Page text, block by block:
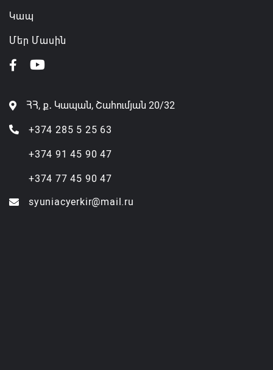
Կապ
Մեր Մասին
ՀՀ, ք․ Կապան, Շահումյան 20/32
+374 285 5 25 63
+374 91 45 90 47
+374 77 45 90 47
syuniacyerkir@mail.ru